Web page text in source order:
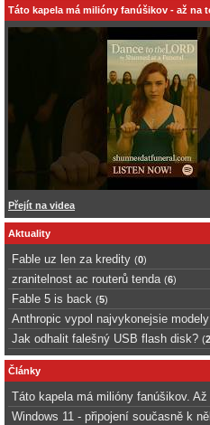
Táto kapela má milióny fanúšikov - až na
Přejít na videa
Aktuality
Fable uz len za kredity (0)
zranitelnost ac routerů tenda (6)
Fable 5 is back (5)
Anthropic vypol najvykonejsie
Jak odhalit falešný USB flash disk? (
Články
Táto kapela má milióny fanúšikov.
Windows 11 - připojení současně k